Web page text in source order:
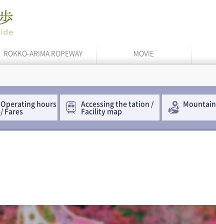
ROKKO-ARIMA ROPEWAY MOVIE
Operating hours
/ Fares
Accessing thetation /
Facility map